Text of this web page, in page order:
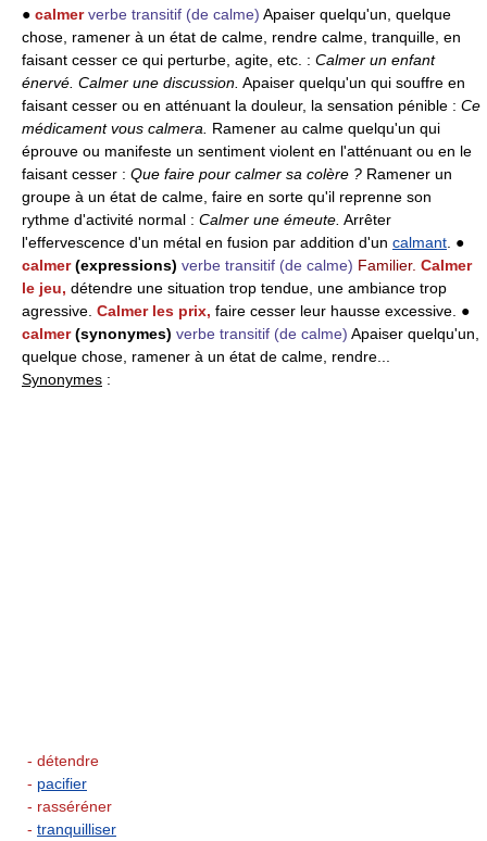
● calmer verbe transitif (de calme) Apaiser quelqu'un, quelque
chose, ramener à un état de calme, rendre calme, tranquille, en
faisant cesser ce qui perturbe, agite, etc. : Calmer un enfant
énervé. Calmer une discussion. Apaiser quelqu'un qui souffre en
faisant cesser ou en atténuant la douleur, la sensation pénible : Ce
médicament vous calmera.
Ramener au calme quelqu'un qui
éprouve ou manifeste un sentiment violent en l'atténuant ou en le
faisant cesser : Que faire pour calmer sa colère ? Ramener un
groupe à un état de calme, faire en sorte qu'il reprenne son
rythme d'activité normal : Calmer une émeute. Arrêter
l'effervescence d'un métal en fusion par addition d'un calmant . ●
calmer(expressions) verbe transitif (de calme) Familier. Calmer
le jeu, détendre une situation trop tendue, une ambiance trop
agressive. Calmer les prix, faire cesser leur hausse excessive. ●
calmer(synonymes) verbe transitif (de calme) Apaiser quelqu'un,
quelque chose, ramener à un état de calme, rendre...
Synonymes :
- détendre
- pacifier
- rasséréner
- tranquilliser